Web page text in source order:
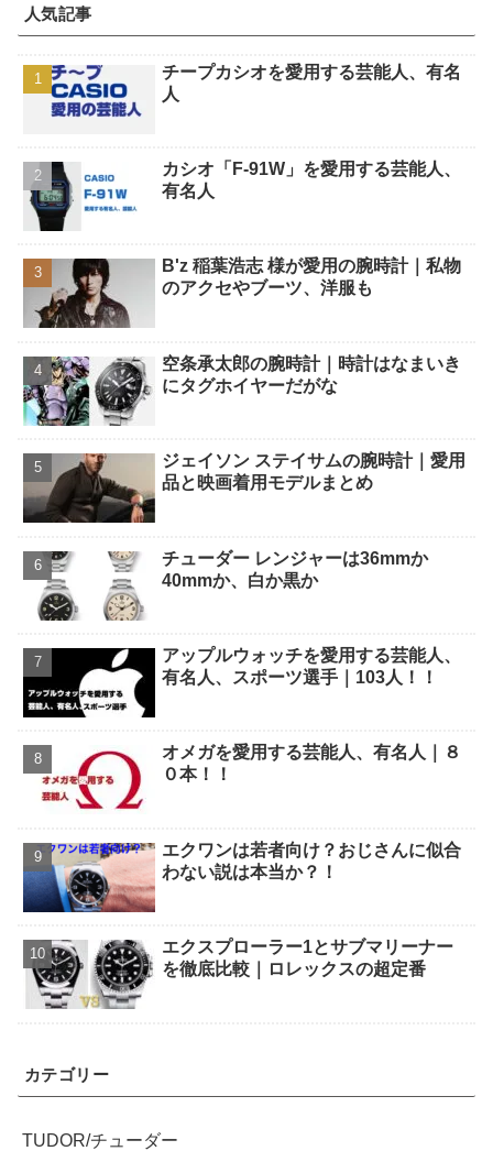
人気記事
チープカシオを愛用する芸能人、有名
人
カシオ「F-91W」を愛用する芸能人、
有名人
B'z 稲葉浩志 様が愛用の腕時計｜私物
のアクセやブーツ、洋服も
空条承太郎の腕時計｜時計はなまいき
にタグホイヤーだがな
ジェイソン ステイサムの腕時計｜愛用
品と映画着用モデルまとめ
チューダー レンジャーは36mmか
40mmか、白か黒か
アップルウォッチを愛用する芸能人、
有名人、スポーツ選手｜103人！！
オメガを愛用する芸能人、有名人｜８
０本！！
エクワンは若者向け？おじさんに似合
わない説は本当か？！
エクスプローラー1とサブマリーナー
を徹底比較｜ロレックスの超定番
カテゴリー
TUDOR/チューダー